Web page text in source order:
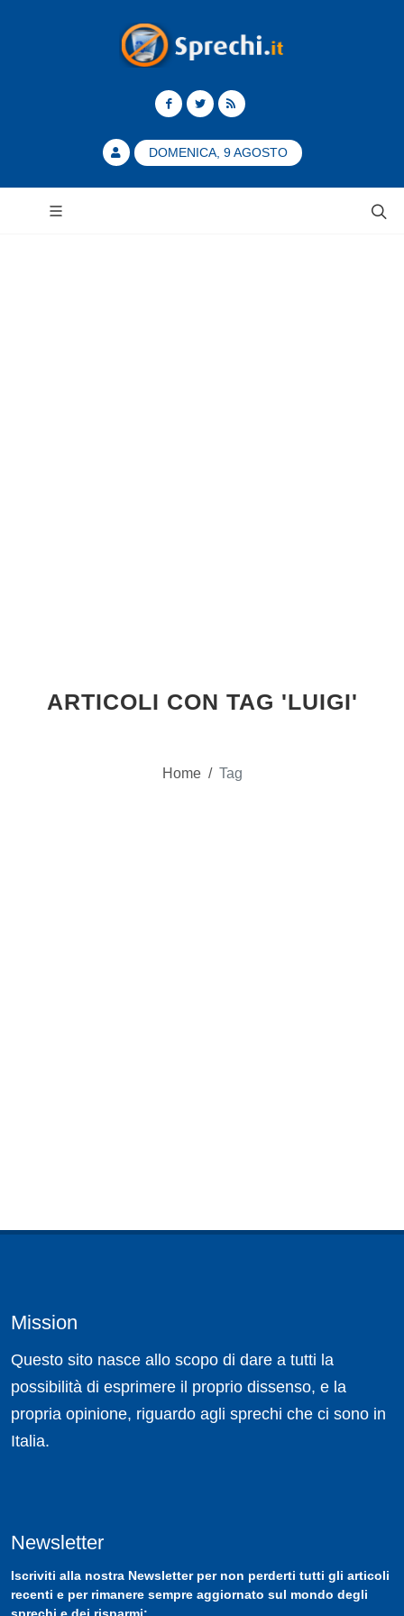
DOMENICA, 9 AGOSTO
ARTICOLI CON TAG 'LUIGI'
Home / Tag
Mission
Questo sito nasce allo scopo di dare a tutti la
possibilità di esprimere il proprio dissenso, e la
propria opinione, riguardo agli sprechi che ci sono in
Italia.
Newsletter
Iscriviti alla nostra Newsletterper non perderti tutti gli articoli
recenti e per rimanere sempre aggiornato sul mondo degli